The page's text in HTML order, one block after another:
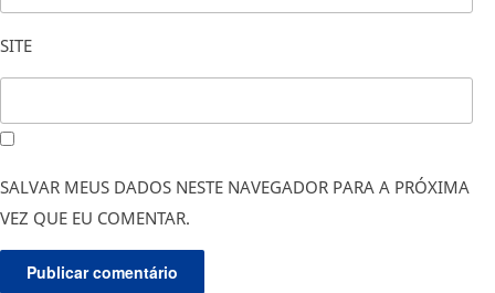
SITE
SALVAR MEUS DADOS NESTE NAVEGADOR PARA A PRÓXIMA
VEZ QUE EU COMENTAR.